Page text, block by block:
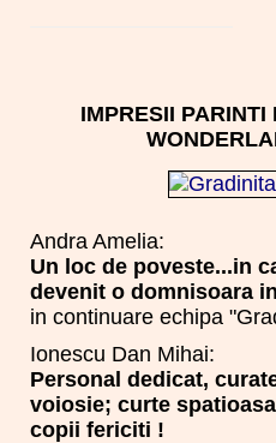
IMPRESII PARINTI
Andra Amelia:
Un loc de poveste...in
devenit o domnisoara
in continuare echipa
Ionescu Dan Mihai:
Personal dedicat,
voiosie; curte
copii fericiti !